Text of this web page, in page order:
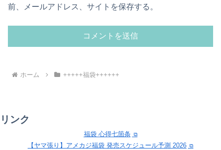
前、メールアドレス、サイトを保存する。
ホーム +++++福袋++++++
リンク
福袋 心得七箇条
【ヤマ張り】アメカジ福袋 発売スケジュール予測 2026